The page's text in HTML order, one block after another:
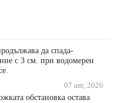
да спада-
с 3 см. при водомерен
07 авг, 2026
обстановка остава